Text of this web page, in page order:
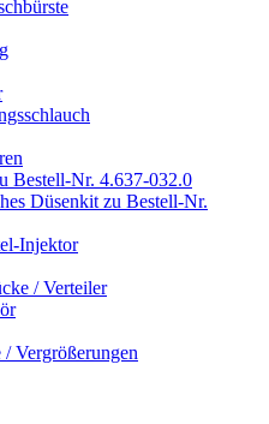
Bestell-Nr. 4.637-032.0
Düsenkit zu Bestell-Nr.
Injektor
/ Verteiler
/ Vergrößerungen